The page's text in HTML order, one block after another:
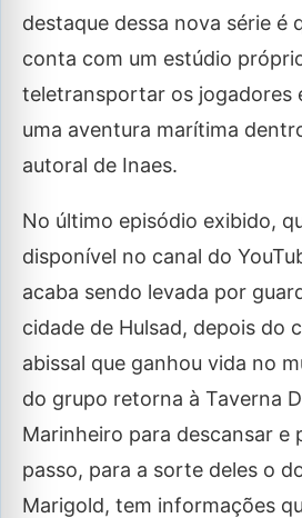
destaque dessa nova série é
conta com um estúdio
teletransportar os jogadores
uma aventura marítima
autoral de Inaes.
No último episódio exibido,
disponível no canal do
acaba sendo levada por
cidade de Hulsad, depois do
abissal que ganhou vida no
do grupo retorna à Taverna
Marinheiro para descansar e
passo, para a sorte deles o
Marigold, tem informações